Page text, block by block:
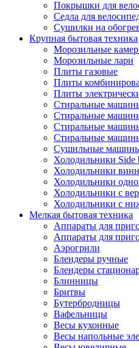
Покрышки для
Седла для
Сушилки на
Крупная бытовая техника
Морозильные
Морозильные лари
Плиты газовые
Плиты
Плиты
Стиральные
Стиральные
Стиральные
Стиральные
Сушильные
Холодильники Side
Холодильники
Холодильники
Холодильники с
Холодильники с
Мелкая бытовая техника
Аппараты для
Аппараты для
Аэрогрили
Блендеры ручные
Блендеры
Блинницы
Бритвы
Бутербродницы
Вафельницы
Весы кухонные
Весы напольные